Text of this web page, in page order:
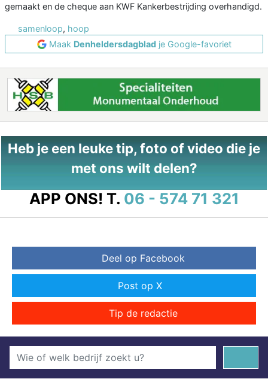
gemaakt en de cheque aan KWF Kankerbestrijding overhandigd.
samenloop, hoop
Maak Denheldersdagbladje Google-favoriet
Heb je een leuke tip, foto of video die je
met ons wilt delen?
APP ONS! T. 06 - 574 71 321
Deel op Facebook
Post op X
Tip de redactie